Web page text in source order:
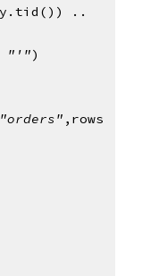
"'")
"orders" ,rows